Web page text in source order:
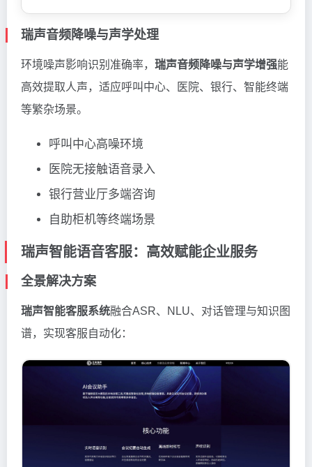
瑞声音频降噪与声学处理
环境噪声影响识别准确率， 瑞声音频降噪与声学增强能
高效提取人声，适应呼叫中心、医院、银行、智能终端
等繁杂场景。
呼叫中心高噪环境
医院无接触语音录入
银行营业厅多端咨询
自助柜机等终端场景
瑞声智能语音客服：高效赋能企业服务
全景解决方案
瑞声智能客服系统融合ASR、NLU、对话管理与知识图
谱，实现客服自动化：